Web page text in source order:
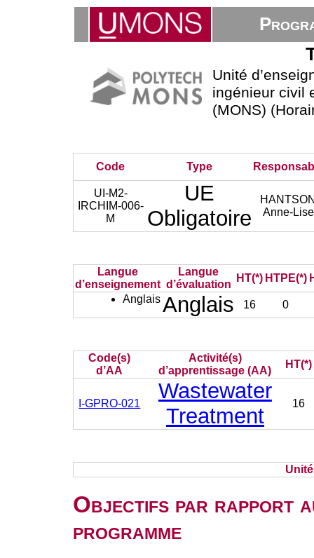
Unité
ingénieur civil
(MONS)
Code Type
UI-M2-
IRCHIM-006-
M
UE
Obligatoire
Anne-Lise
Langue
d’enseignement
Langue
d’évaluation
HT(*) HTPE(*)
AnglaisAnglais 16 0
Code(s)
d’AA
Activité(s)
d’apprentissage (AA)
HT(*)
I-GPRO-021
Wastewater
Treatment
16
Objectifs par rapport
programme